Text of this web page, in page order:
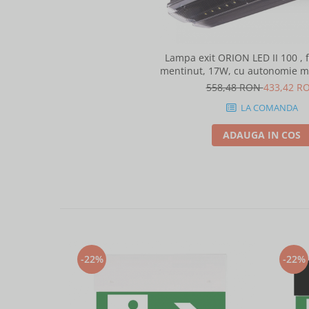
Lampa exit ORION LED II 100
mentinut, 17W, cu autonomie
de la caderea tensiunii de
89455
558,48 RON433,42
LA COMANDA
ADAUGA IN COS
-22% -22%